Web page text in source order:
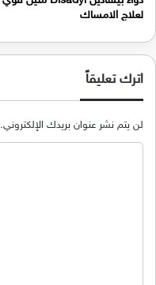
لعلاج الامساك
اترك تعليقاً
لن يتم نشر عنوان بريدك الإلكتروني.